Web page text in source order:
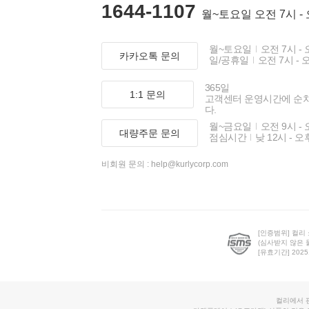
1644-1107 월~토요일 오전 7시 -
카카오톡 문의
월~토요일
오전 7시 -
일/공휴일
오전 7시 -
1:1 문의
365일
고객센터 운영시간에 순
다.
대량주문 문의
월~금요일
오전 9시 -
점심시간
낮 12시 - 오
비회원 문의 : help@kurlycorp.com
[인증범위] 컬리
(심사받지 않은
[유효기간]
컬리에서